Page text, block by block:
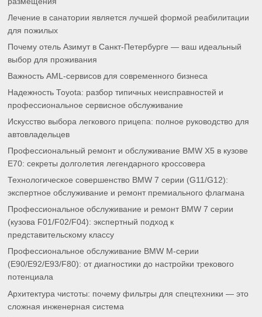
Лечение в санатории является лучшей формой реабилитации
для пожилых
Почему отель Азимут в Санкт-Петербурге — ваш идеальный
выбор для проживания
Важность AML-сервисов для современного бизнеса
Надежность Toyota: разбор типичных неисправностей и
профессиональное сервисное обслуживание
Искусство выбора легкового прицепа: полное руководство для
автовладельцев
Профессиональный ремонт и обслуживание BMW X5 в кузове
E70: секреты долголетия легендарного кроссовера
Технологическое совершенство BMW 7 серии (G11/G12):
экспертное обслуживание и ремонт премиального флагмана
Профессиональное обслуживание и ремонт BMW 7 серии
(кузова F01/F02/F04): экспертный подход к
представительскому классу
Профессиональное обслуживание BMW M-серии
(E90/E92/E93/F80): от диагностики до настройки трекового
потенциала
Архитектура чистоты: почему фильтры для спецтехники — это
сложная инженерная система